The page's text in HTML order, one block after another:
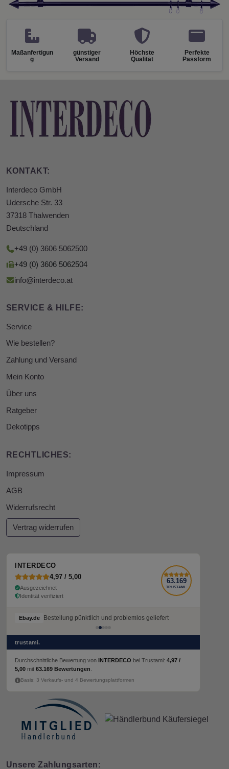
Maßanfertigun
g
günstiger
Versand
Höchste
Qualität
Perfekte
Passform
KONTAKT:
Interdeco GmbH
Udersche Str. 33
37318 Thalwenden
Deutschland
+49 (0) 3606 5062500
+49 (0) 3606 5062504
info@interdeco.at
SERVICE & HILFE:
Service
Wie bestellen?
Zahlung und Versand
Mein Konto
Über uns
Ratgeber
Dekotipps
RECHTLICHES:
Impressum
AGB
Widerrufsrecht
Vertrag widerrufen
INTERDECO
4,97 / 5,00
Ausgezeichnet
Identität verifiziert
63.169
TRUSTAMI.
Ebay.de Bestellung pünktlich und problemlos geliefert
Ebay.de Bestellung pünktlich und problemlos geliefert
trustami.
Durchschnittliche Bewertung von INTERDECO bei Trustami: 4,97 /
5,00 mit 63.169 Bewertungen
Basis: 3 Verkaufs- und 4 Bewertungsplattformen
Unsere Zahlungsarten: